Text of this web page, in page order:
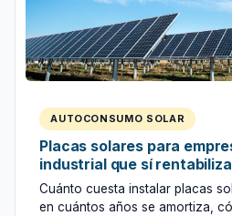
AUTOCONSUMO SOLAR
Placas solares para
industrial que sí rentabiliza
Cuánto cuesta instalar placas
en cuántos años se amortiza,